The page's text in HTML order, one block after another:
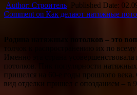
Author: Строитель Published Date:
Comment on Как делают натяжные
Родина натяжных потолков – это
толчок к распространению их по
Именно эта страна
потолков. Пик популярности
пришелся на 60-е годы прошлого века.
вид отделки пришел с опозданием – в